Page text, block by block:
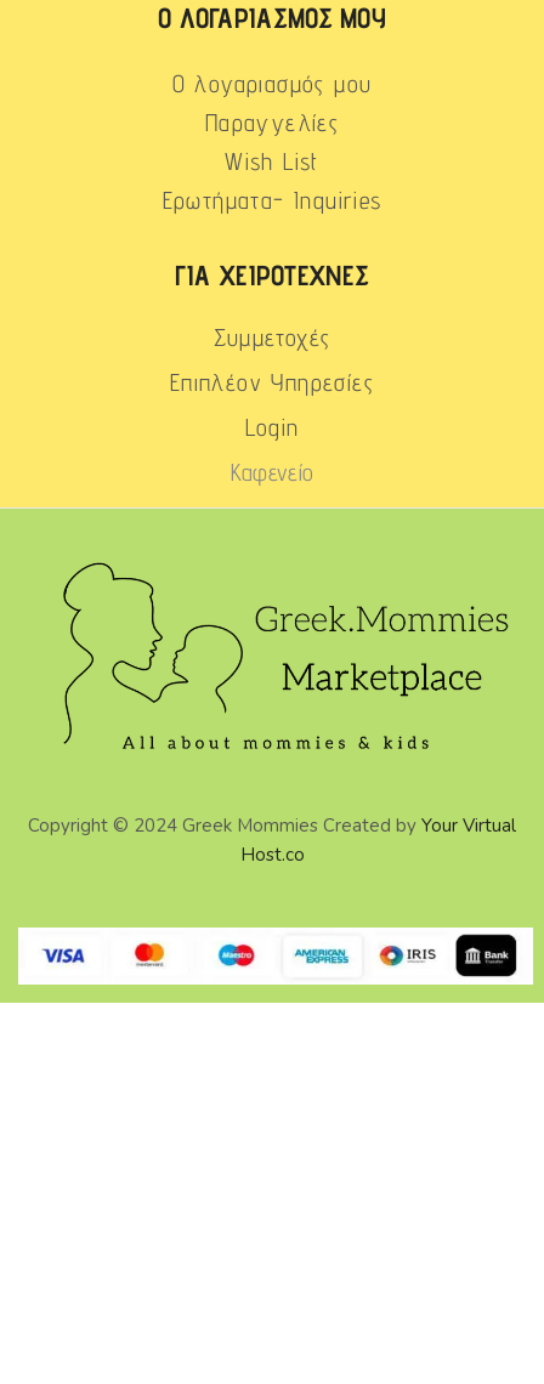
Ο ΛΟΓΑΡΙΑΣΜΌΣ ΜΟΥ
Ο λογαριασμός μου
Παραγγελίες
Wish List
Ερωτήματα- Inquiries
ΓΙΑ ΧΕΙΡΟΤΈΧΝΕΣ
Συμμετοχές
Επιπλέον Υπηρεσίες
Login
Καφενείο
Copyright © 2024 Greek Mommies Created by Your Virtual
Host.co